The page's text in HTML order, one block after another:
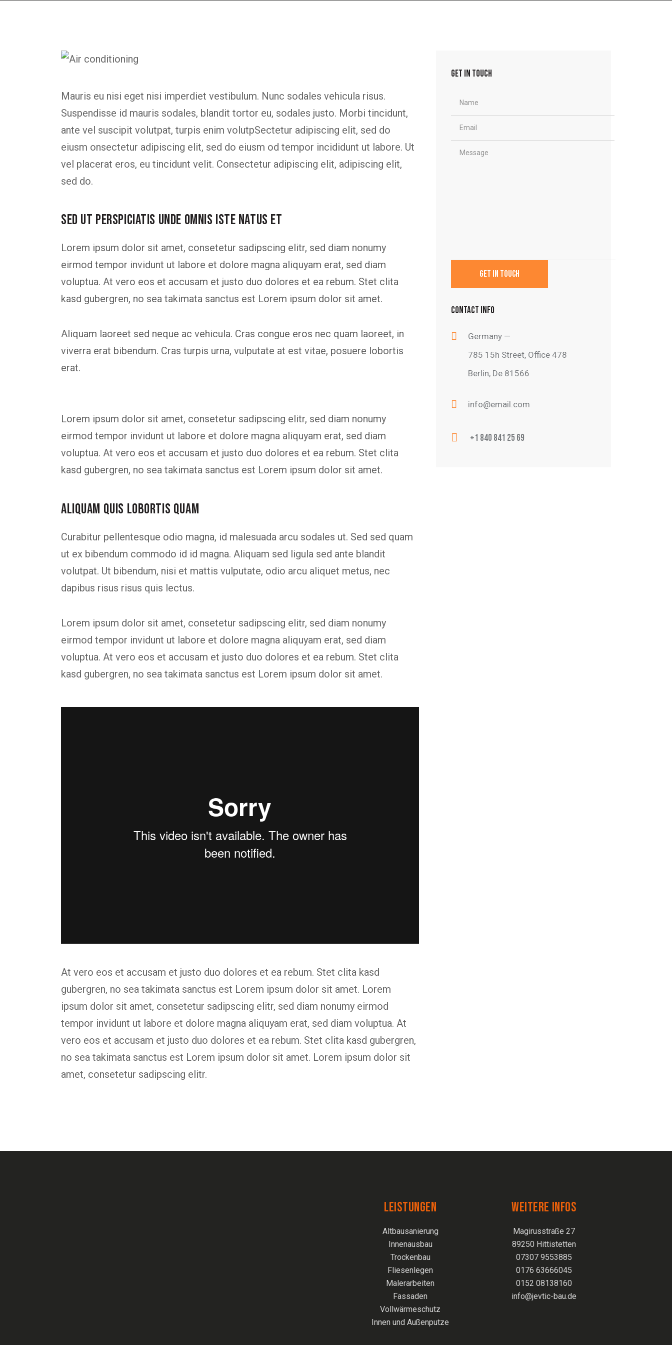
Mauris eu nisi eget nisi imperdiet vestibulum. Nunc sodales vehicula risus.
Suspendisse id mauris sodales, blandit tortor eu, sodales justo. Morbi tincidunt,
ante vel suscipit volutpat, turpis enim volutpSectetur adipiscing elit, sed do
eiusm onsectetur adipiscing elit, sed do eiusm od tempor incididunt ut labore. Ut
vel placerat eros, eu tincidunt velit. Consectetur adipiscing elit, adipiscing elit,
sed do.
SED UT PERSPICIATIS UNDE OMNIS ISTE NATUS ET
Lorem ipsum dolor sit amet, consetetur sadipscing elitr, sed diam nonumy
eirmod tempor invidunt ut labore et dolore magna aliquyam erat, sed diam
voluptua. At vero eos et accusam et justo duo dolores et ea rebum. Stet clita
kasd gubergren, no sea takimata sanctus est Lorem ipsum dolor sit amet.
Aliquam laoreet sed neque ac vehicula. Cras congue eros nec quam laoreet, in
viverra erat bibendum. Cras turpis urna, vulputate at est vitae, posuere lobortis
erat.
Lorem ipsum dolor sit amet, consetetur sadipscing elitr, sed diam nonumy
eirmod tempor invidunt ut labore et dolore magna aliquyam erat, sed diam
voluptua. At vero eos et accusam et justo duo dolores et ea rebum. Stet clita
kasd gubergren, no sea takimata sanctus est Lorem ipsum dolor sit amet.
ALIQUAM QUIS LOBORTIS QUAM
Curabitur pellentesque odio magna, id malesuada arcu sodales ut. Sed sed quam
ut ex bibendum commodo id id magna. Aliquam sed ligula sed ante blandit
volutpat. Ut bibendum, nisi et mattis vulputate, odio arcu aliquet metus, nec
dapibus risus risus quis lectus.
Lorem ipsum dolor sit amet, consetetur sadipscing elitr, sed diam nonumy
eirmod tempor invidunt ut labore et dolore magna aliquyam erat, sed diam
voluptua. At vero eos et accusam et justo duo dolores et ea rebum. Stet clita
kasd gubergren, no sea takimata sanctus est Lorem ipsum dolor sit amet.
At vero eos et accusam et justo duo dolores et ea rebum. Stet clita kasd
gubergren, no sea takimata sanctus est Lorem ipsum dolor sit amet. Lorem
ipsum dolor sit amet, consetetur sadipscing elitr, sed diam nonumy eirmod
tempor invidunt ut labore et dolore magna aliquyam erat, sed diam voluptua. At
vero eos et accusam et justo duo dolores et ea rebum. Stet clita kasd gubergren,
no sea takimata sanctus est Lorem ipsum dolor sit amet. Lorem ipsum dolor sit
amet, consetetur sadipscing elitr.
GET IN TOUCH
CONTACT INFO
Germany —
785 15h Street, Office 478
Berlin, De 81566
info@email.com
+1 840 841 25 69
LEISTUNGEN
Altbausanierung
Innenausbau
Trockenbau
Fliesenlegen
Malerarbeiten
Fassaden
Vollwärmeschutz
Innen und Außenputze
WEITERE INFOS
Magirusstraße 27
89250 Hittistetten
07307 9553885
0176 63666045
0152 08138160
info@jevtic-bau.de